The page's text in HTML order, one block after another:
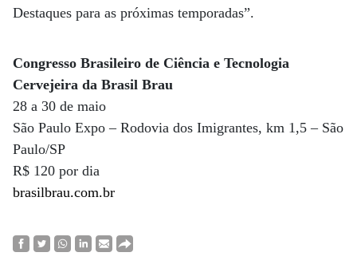
Destaques para as próximas temporadas”.
Congresso Brasileiro de Ciência e Tecnologia
Cervejeira da Brasil Brau
28 a 30 de maio
São Paulo Expo – Rodovia dos Imigrantes, km 1,5 – São
Paulo/SP
R$ 120 por dia
brasilbrau.com.br